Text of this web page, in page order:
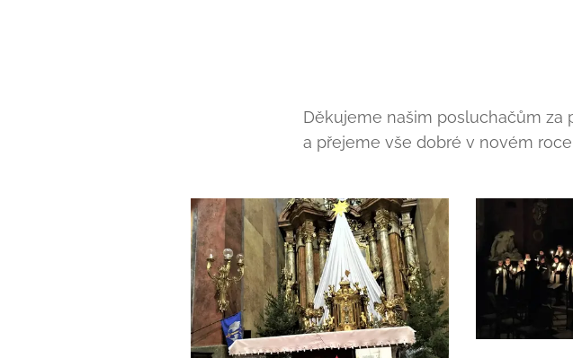
Děkujeme našim posluchačům za
a přejeme vše dobré v novém